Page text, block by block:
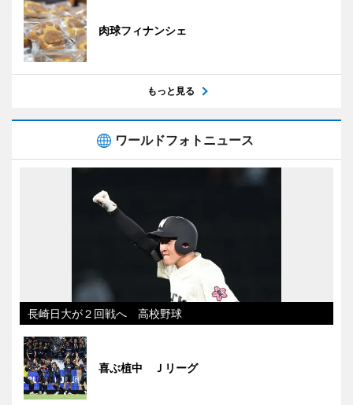
肉球フィナンシェ
もっと見る
ワールドフォトニュース
長崎日大が２回戦へ 高校野球
喜ぶ植中 Ｊリーグ